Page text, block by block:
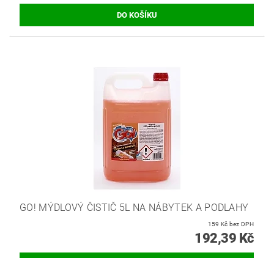
GO! MÝDLOVÝ ČISTIČ 5L NA NÁBYTEK A PODLAHY
159 Kč bez DPH
192,39 Kč